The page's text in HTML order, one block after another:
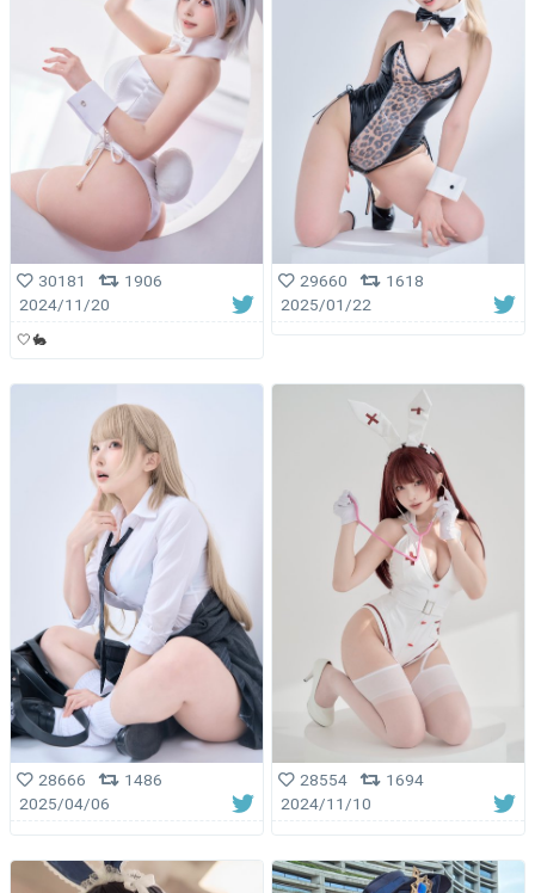
30181
1906
2024/11/20
🤍🐇
29660
1618
2025/01/22
28666
1486
2025/04/06
28554
1694
2024/11/10